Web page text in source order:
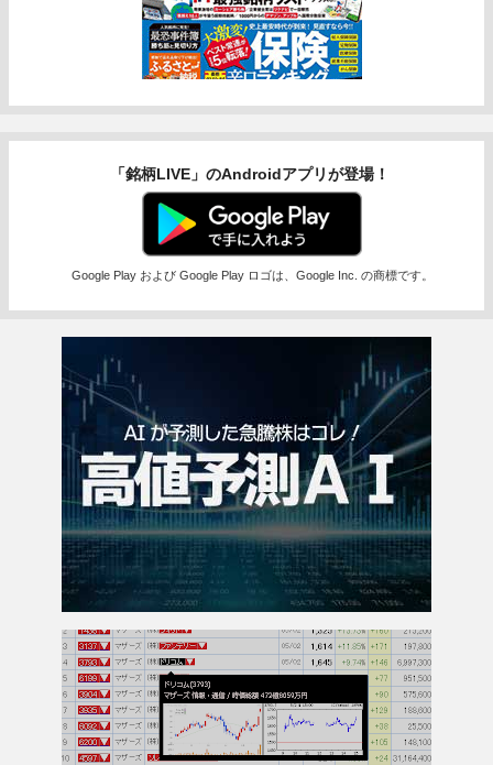
「銘柄LIVE」のAndroidアプリが登場！
Google Play および Google Play ロゴは、Google Inc. の商標です。